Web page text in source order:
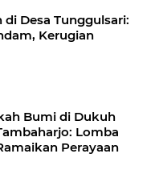
di Desa Tunggulsari:
Kerugian
Bumi di Dukuh
Lomba
Perayaan